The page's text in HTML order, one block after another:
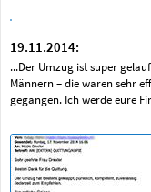
19.11.2014:
...Der Umzug ist super
Männern – die waren sehr
gegangen. Ich werde eure